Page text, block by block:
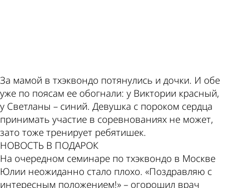
За мамой в тхэквондо потянулись и дочки. И обе
уже по поясам ее обогнали: у Виктории красный,
у Светланы – синий. Девушка с пороком сердца
принимать участие в соревнованиях не может,
зато тоже тренирует ребятишек.
НОВОСТЬ В ПОДАРОК
На очередном семинаре по тхэквондо в Москве
Юлии неожиданно стало плохо. «Поздравляю с
интересным положением!» – огорошил врач